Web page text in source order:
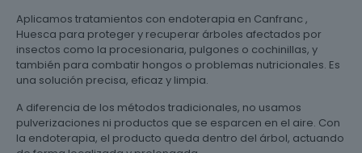
Aplicamos tratamientos con endoterapia en Canfranc ,
Huesca para proteger y recuperar árboles afectados por
insectos como la procesionaria, pulgones o cochinillas, y
también para combatir hongos o problemas nutricionales. Es
una solución precisa, eficaz y limpia.
A diferencia de los métodos tradicionales, no usamos
pulverizaciones ni productos que se esparcen en el aire. Con
la endoterapia, el producto queda dentro del árbol, actuando